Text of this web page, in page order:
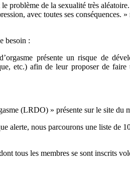
problème de la sexualité très
avec toutes ses conséquences.
besoin :
présente un risque de
etc.) afin de leur proposer de faire
(LRDO) » présente sur le site du
alerte, nous parcourons une liste de
tous les membres se sont inscrits